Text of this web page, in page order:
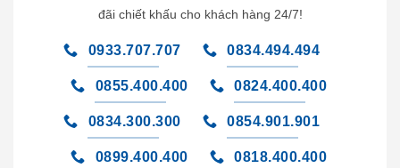
đãi chiết khấu cho khách hàng 24/7!
0933.707.707 0834.494.494
0855.400.400 0824.400.400
0834.300.300 0854.901.901
0899.400.400 0818.400.400